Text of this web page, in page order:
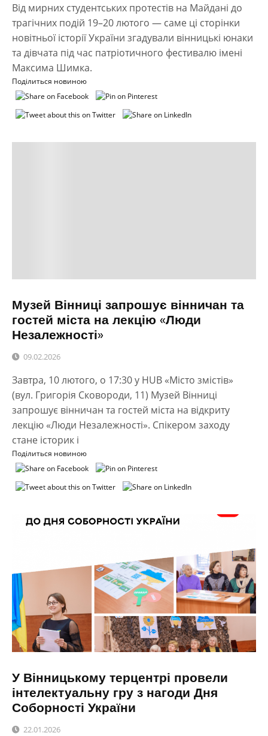
Від мирних студентських протестів на Майдані до
трагічних подій 19–20 лютого — саме ці сторінки
новітньої історії України згадували вінницькі юнаки
та дівчата під час патріотичного фестивалю імені
Максима Шимка.
Поділиться новиною
Музей Вінниці запрошує вінничан та
гостей міста на лекцію «Люди
Незалежності»
09.02.2026
Завтра, 10 лютого, о 17:30 у HUB «Місто змістів»
(вул. Григорія Сковороди, 11) Музей Вінниці
запрошує вінничан та гостей міста на відкриту
лекцію «Люди Незалежності». Спікером заходу
стане історик і
Поділиться новиною
У Вінницькому терцентрі провели
інтелектуальну гру з нагоди Дня
Соборності України
22.01.2026